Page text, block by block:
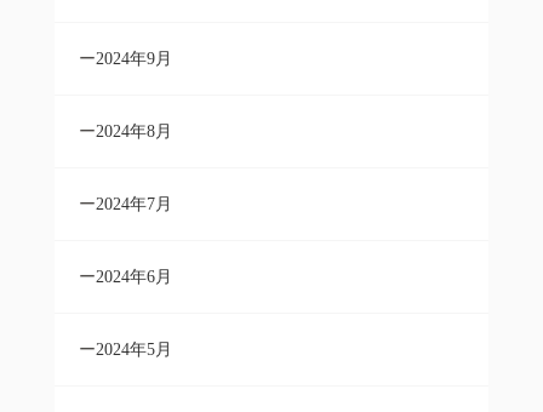
2024年9月
2024年8月
2024年7月
2024年6月
2024年5月